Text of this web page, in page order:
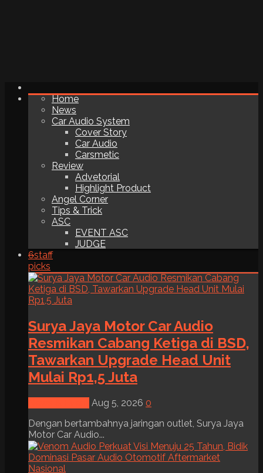
Home
News
Car Audio System
Cover Story
Car Audio
Carsmetic
Review
Advetorial
Highlight Product
Angel Corner
Tips & Trick
ASC
EVENT ASC
JUDGE
6staff
picks
Surya Jaya Motor Car Audio
Resmikan Cabang Ketiga di BSD,
Tawarkan Upgrade Head Unit
Mulai Rp1,5 Juta
Aug 5, 2026 0
Dengan bertambahnya jaringan outlet, Surya Jaya
Motor Car Audio...